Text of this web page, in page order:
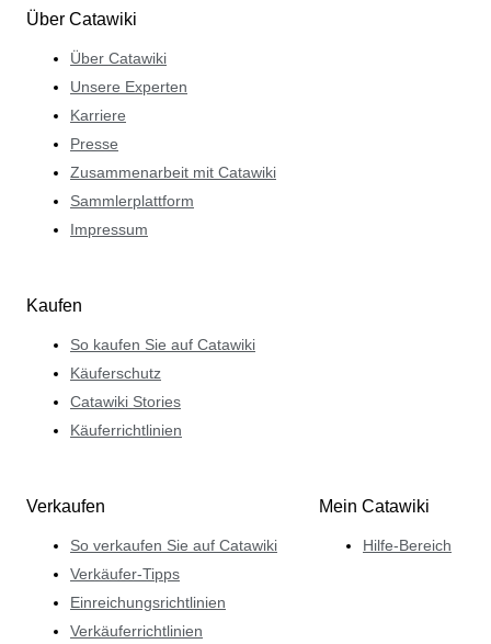
Über Catawiki
Über Catawiki
Unsere Experten
Karriere
Presse
Zusammenarbeit mit Catawiki
Sammlerplattform
Impressum
Kaufen
So kaufen Sie auf Catawiki
Käuferschutz
Catawiki Stories
Käuferrichtlinien
Verkaufen
So verkaufen Sie auf Catawiki
Verkäufer-Tipps
Einreichungsrichtlinien
Verkäuferrichtlinien
Mein Catawiki
Hilfe-Bereich